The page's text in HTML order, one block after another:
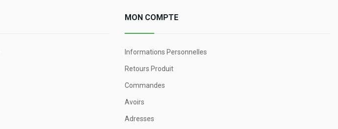
MON COMPTE
Informations Personnelles
Retours Produit
Commandes
Avoirs
Adresses